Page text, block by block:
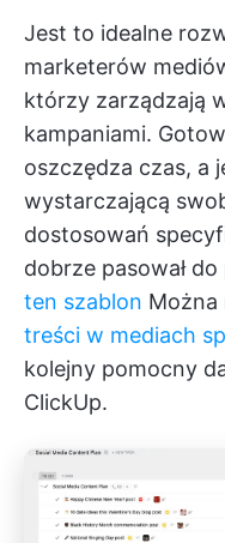
Jest to idealne
marketerów
którzy zarządzają
kampaniami.
oszczędza czas, a
wystarczającą
dostosowań
dobrze pasował
ten szablon Można
treści w mediach
kolejny pomocny
ClickUp.